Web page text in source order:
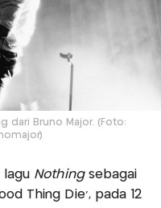
dari Bruno Major. (Foto:
lagu Nothingsebagai
Thing Die', pada 12